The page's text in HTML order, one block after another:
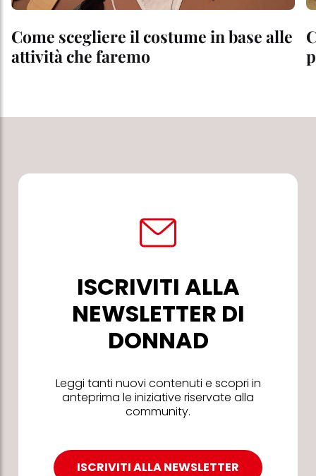
Come scegliere il costume in base alle
attività che faremo
ISCRIVITI ALLA
NEWSLETTER DI
DONNAD
Leggi tanti nuovi contenuti e scopri in
anteprima le iniziative riservate alla
community.
ISCRIVITI ALLA NEWSLETTER